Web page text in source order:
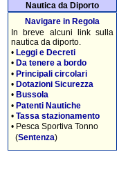
Nautica da Diporto
Navigare in Regola
In breve alcuni link sulla
nautica da diporto.
• Leggi e Decreti
• Da tenere a bordo
• Principali circolari
• Dotazioni Sicurezza
• Bussola
• Patenti Nautiche
• Tassa stazionamento
• Pesca Sportiva Tonno
(Sentenza)